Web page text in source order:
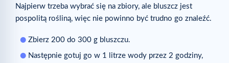
Najpierw trzeba wybrać się na zbiory, ale bluszcz jest
pospolitą rośliną, więc nie powinno być trudno go znaleźć.
Zbierz 200 do 300 g bluszczu.
Następnie gotuj go w 1 litrze wody przez 2 godziny,